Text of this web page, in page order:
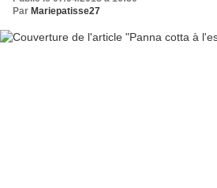
Par Mariepatisse27